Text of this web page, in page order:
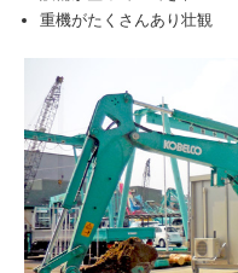
重機がたくさんあり壮観